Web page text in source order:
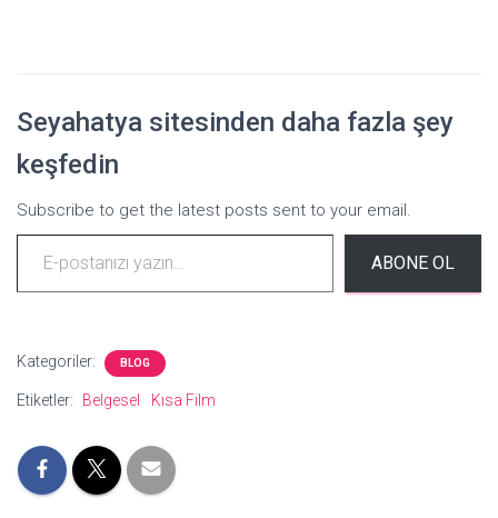
Seyahatya sitesinden daha fazla şey
keşfedin
Subscribe to get the latest posts sent to your email.
ABONE OL
Kategoriler: BLOG
Etiketler: Belgesel Kısa Film